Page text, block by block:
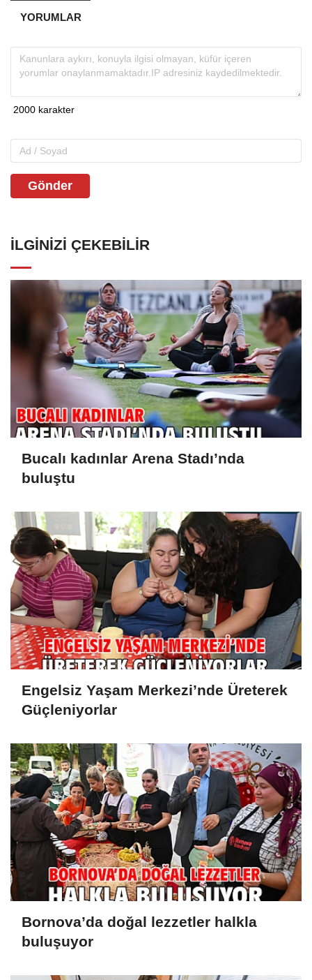
YORUMLAR
Gönder
İLGINIZI ÇEKEBILIR
Bucalı kadınlar Arena Stadı’nda
buluştu
Engelsiz Yaşam Merkezi’nde Üreterek
Güçleniyorlar
Bornova’da doğal lezzetler halkla
buluşuyor